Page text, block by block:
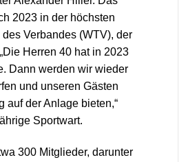
2023 in der höchsten
Verbandes (WTV), der
Herren 40 hat in 2023
Dann werden wir wieder
und unseren Gästen
auf der Anlage bieten,“
Sportwart.
300 Mitglieder, darunter